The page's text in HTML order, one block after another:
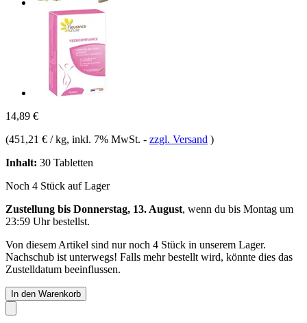
14,89 €
(451,21 € / kg, inkl. 7% MwSt. - zzgl. Versand )
Inhalt: 30 Tabletten
Noch 4 Stück auf Lager
Zustellung bis Donnerstag, 13. August, wenn du bis Montag um
23:59 Uhrbestellst.
Von diesem Artikel sind nur noch 4 Stück in unserem Lager.
Nachschub ist unterwegs! Falls mehr bestellt wird, könnte dies das
Zustelldatum beeinflussen.
In den Warenkorb